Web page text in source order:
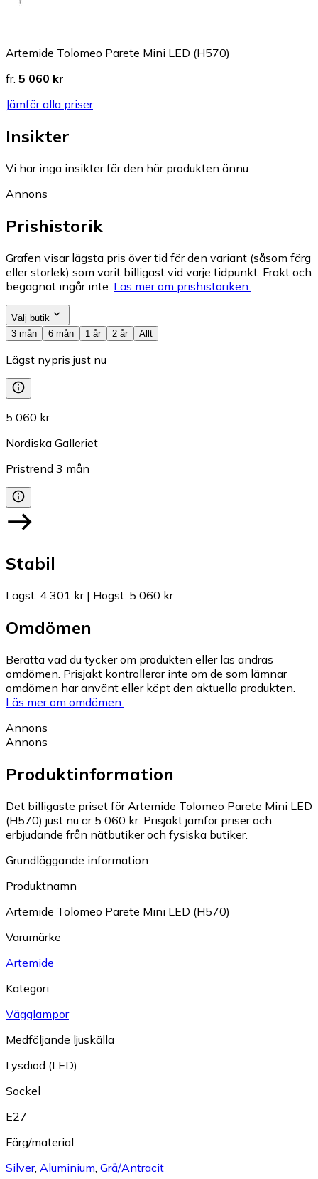
Artemide Tolomeo Parete Mini LED (H570)
fr. 5 060 kr
Jämför alla priser
Insikter
Vi har inga insikter för den här produkten ännu.
Annons
Prishistorik
Grafen visar lägsta pris över tid för den variant (såsom färg
eller storlek) som varit billigast vid varje tidpunkt. Frakt och
begagnat ingår inte. Läs mer om prishistoriken.
Välj butik
3 mån
6 mån 1 år 2 år Allt
Lägst nypris just nu
5 060 kr
Nordiska Galleriet
Pristrend 3 mån
Stabil
Lägst: 4 301 kr| Högst: 5 060 kr
Omdömen
Berätta vad du tycker om produkten eller läs andras
omdömen. Prisjakt kontrollerar inte om de som lämnar
omdömen har använt eller köpt den aktuella produkten.
Läs mer om omdömen.
Annons
Annons
Produktinformation
Det billigaste priset för Artemide Tolomeo Parete Mini LED
(H570) just nu är 5 060 kr. Prisjakt jämför priser och
erbjudande från nätbutiker och fysiska butiker.
Grundläggande information
Produktnamn
Artemide Tolomeo Parete Mini LED (H570)
Varumärke
Artemide
Kategori
Vägglampor
Medföljande ljuskälla
Lysdiod (LED)
Sockel
E27
Färg/material
Silver, Aluminium Grå/Antracit